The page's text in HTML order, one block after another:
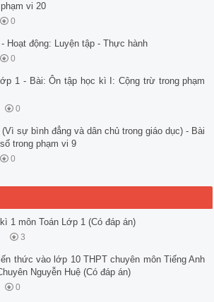
vi 20
0
Hoạt động: Luyện tập - Thực hành
0
1 - Bài: Ôn tập học kì I: Cộng trừ trong phạm
0
(Vì sự bình đẳng và dân chủ trong giáo dục) - Bài
trong phạm vi 9
0
1 môn Toán Lớp 1 (Có đáp án)
3
thức vào lớp 10 THPT chuyên môn Tiếng Anh
Nguyễn Huệ (Có đáp án)
0